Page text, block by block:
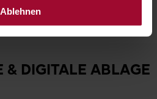
Ablehnen
& DIGITALE ABLAGE